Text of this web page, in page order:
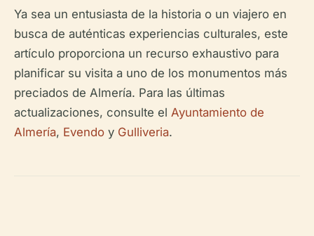
Ya sea un entusiasta de la historia o un viajero en
busca de auténticas experiencias culturales, este
artículo proporciona un recurso exhaustivo para
planificar su visita a uno de los monumentos más
preciados de Almería. Para las últimas
actualizaciones, consulte el Ayuntamiento de
Almería, Evendo y Gulliveria.